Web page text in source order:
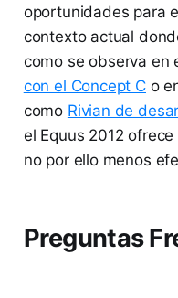
oportunidades para
contexto actual
como se observa en
con el Concept Co
como Rivian de
el Equus 2012
no por ello menos
Preguntas